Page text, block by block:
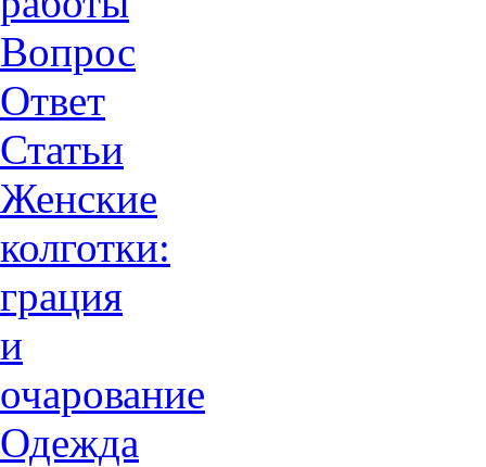
Вопрос
Ответ
Статьи
Женские
колготки:
грация
и
очарованиe
Одежда